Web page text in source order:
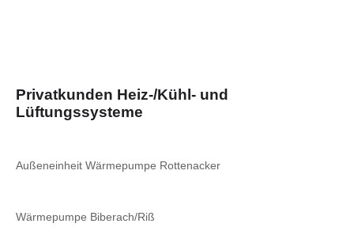
Privatkunden Heiz-/Kühl- und
Lüftungssysteme
Außeneinheit Wärmepumpe Rottenacker
Wärmepumpe Biberach/Riß